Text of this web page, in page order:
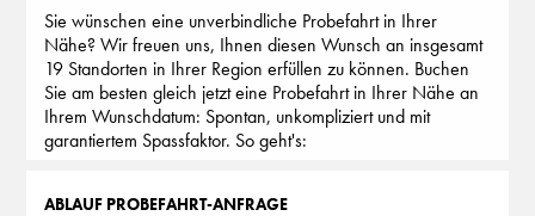
Sie wünschen eine unverbindliche Probefahrt in Ihrer
Nähe? Wir freuen uns, Ihnen diesen Wunsch an insgesamt
19 Standorten in Ihrer Region erfüllen zu können. Buchen
Sie am besten gleich jetzt eine Probefahrt in Ihrer Nähe an
Ihrem Wunschdatum: Spontan, unkompliziert und mit
garantiertem Spassfaktor. So geht's:
ABLAUF PROBEFAHRT-ANFRAGE